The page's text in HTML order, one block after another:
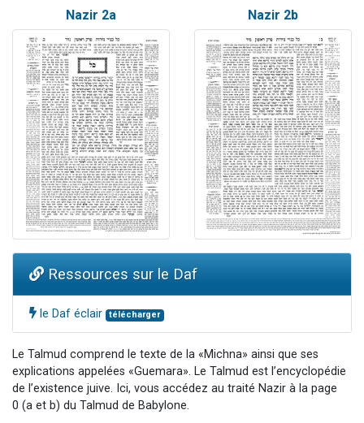
Nazir 2a Nazir 2b
Ressources sur le Daf
le Daf éclair télécharger
Le Talmud comprend le texte de la «Michna» ainsi que ses
explications appelées «Guemara». Le Talmud est l’encyclopédie
de l’existence juive. Ici, vous accédez au traité Nazir à la page
0 (a et b) du Talmud de Babylone.